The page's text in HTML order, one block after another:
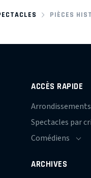
PIÈCES
ACCÈS RAPIDE
ARCHIVES